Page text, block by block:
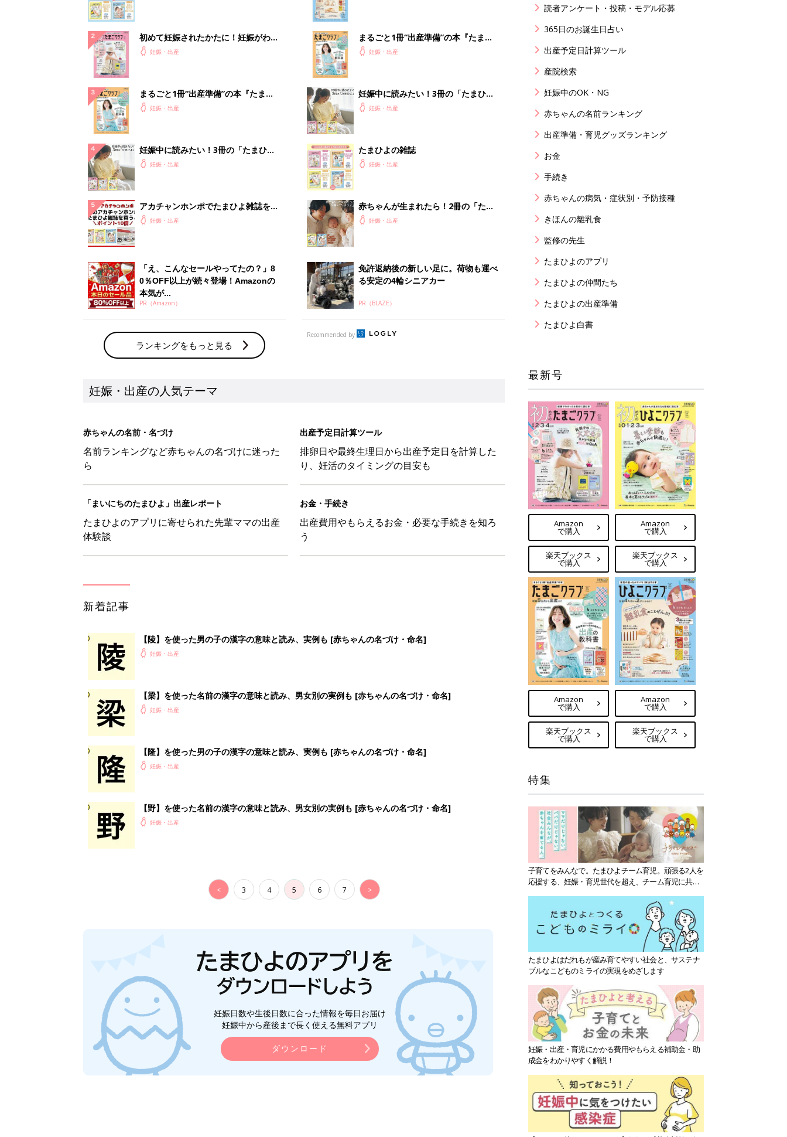
初めて妊娠されたかたに！妊娠がわか
ったら最初に読む本『初めてのたまご
妊娠・出産
まるごと1冊“出産準備”の本『たまご
クラブ 夏号』〈スペシャル大特集〉
妊娠・出産
妊娠中に読みたい！3冊の「たまひ
よ」妊娠・出産
アカチャンホンポでたまひよ雑誌を買
うとポイント10倍【期間限定】
妊娠・出産
「え、こんなセールやってたの？」8
0％OFF以上が続々登場！Amazonの
本気が...
PR（Amazon）
ランキングをもっと見る
まるごと1冊“出産準備”の本『たまご
クラブ 夏号』〈スペシャル大特集〉
妊娠・出産
妊娠中に読みたい！3冊の「たまひ
よ」妊娠・出産
たまひよの雑誌
妊娠・出産
赤ちゃんが生まれたら！2冊の「たま
ひよ」
妊娠・出産
免許返納後の新しい足に。荷物も運べ
る安定の4輪シニアカー
PR（BLAZE）
Recommended by
妊娠・出産の人気テーマ
赤ちゃんの名前・名づけ
名前ランキングなど赤ちゃんの名づけに迷った
ら
出産予定日計算ツール
排卵日や最終生理日から出産予定日を計算した
り、妊活のタイミングの目安も
「まいにちのたまひよ」出産レポート
たまひよのアプリに寄せられた先輩ママの出産
体験談
お金・手続き
出産費用やもらえるお金・必要な手続きを知ろ
う
新着記事
【陵】を使った男の子の漢字の意味と読み、実例も [赤ちゃんの名づけ・命名]
妊娠・出産
【梁】を使った名前の漢字の意味と読み、男女別の実例も [赤ちゃんの名づけ・命名]
妊娠・出産
【隆】を使った男の子の漢字の意味と読み、実例も [赤ちゃんの名づけ・命名]
妊娠・出産
【野】を使った名前の漢字の意味と読み、男女別の実例も [赤ちゃんの名づけ・命名]
妊娠・出産
< 3 4 5 6 7 >
妊娠日数や生後日数に合った情報を毎日お届け
妊娠中から産後まで長く使える無料アプリ
ダウンロード
読者アンケート・投稿・モデル応募
365日のお誕生日占い
出産予定日計算ツール
産院検索
妊娠中のOK・NG
赤ちゃんの名前ランキング
出産準備・育児グッズランキング
お金
手続き
赤ちゃんの病気・症状別・予防接種
きほんの離乳食
監修の先生
たまひよのアプリ
たまひよの仲間たち
たまひよの出産準備
たまひよ白書
最新号
Amazon
で購入
楽天ブックス
で購入
Amazon
で購入
楽天ブックス
で購入
Amazon
で購入
楽天ブックス
で購入
Amazon
で購入
楽天ブックス
で購入
特集
子育てをみんなで。たまひよチーム育児。頑張る2人を
応援する、妊娠・育児世代を超え、チーム育児に共感
たまひよはだれもが産み育てやすい社会と、サステナ
ブルなこどものミライの実現をめざします
妊娠・出産・育児にかかる費用やもらえる補助金・助
成金をわかりやすく解説！